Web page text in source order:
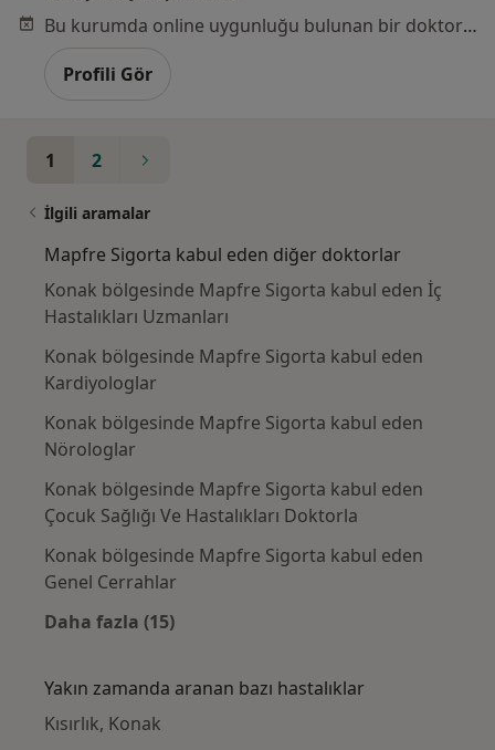
Bu kurumda online uygunluğu bulunan bir doktor veya uzman bulunamadı
Profili Gör
1 2
İlgili aramalar
Mapfre Sigorta kabul eden diğer doktorlar
Konak bölgesinde Mapfre Sigorta kabul eden İç
Hastalıkları Uzmanları
Konak bölgesinde Mapfre Sigorta kabul eden
Kardiyologlar
Konak bölgesinde Mapfre Sigorta kabul eden
Nörologlar
Konak bölgesinde Mapfre Sigorta kabul eden
Çocuk Sağlığı Ve Hastalıkları Doktorla
Konak bölgesinde Mapfre Sigorta kabul eden
Genel Cerrahlar
Daha fazla (15)
Yakın zamanda aranan bazı hastalıklar
Kısırlık, Konak